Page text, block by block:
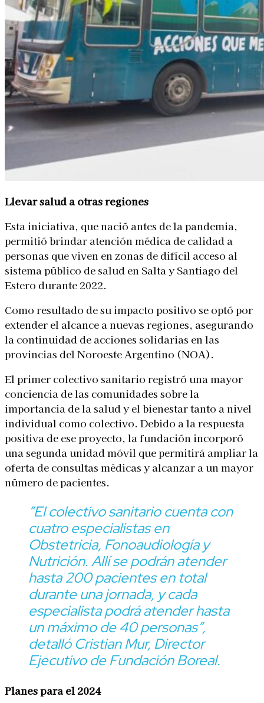
Llevar salud a otras regiones
Esta iniciativa, que nació antes de la pandemia,
permitió brindar atención médica de calidad a
personas que viven en zonas de difícil acceso al
sistema público de salud en Salta y Santiago del
Estero durante 2022.
Como resultado de su impacto positivo se optó por
extender el alcance a nuevas regiones, asegurando
la continuidad de acciones solidarias en las
provincias del Noroeste Argentino (NOA).
El primer colectivo sanitario registró una mayor
conciencia de las comunidades sobre la
importancia de la salud y el bienestar tanto a nivel
individual como colectivo. Debido a la respuesta
positiva de ese proyecto, la fundación incorporó
una segunda unidad móvil que permitirá ampliar la
oferta de consultas médicas y alcanzar a un mayor
número de pacientes.
“El colectivo sanitario cuenta con
cuatro especialistas en
Obstetricia, Fonoaudiología y
Nutrición. Allí se podrán atender
hasta 200 pacientes en total
durante una jornada, y cada
especialista podrá atender hasta
un máximo de 40 personas”,
detalló Cristian Mur, Director
Ejecutivo de Fundación Boreal.
Planes para el 2024